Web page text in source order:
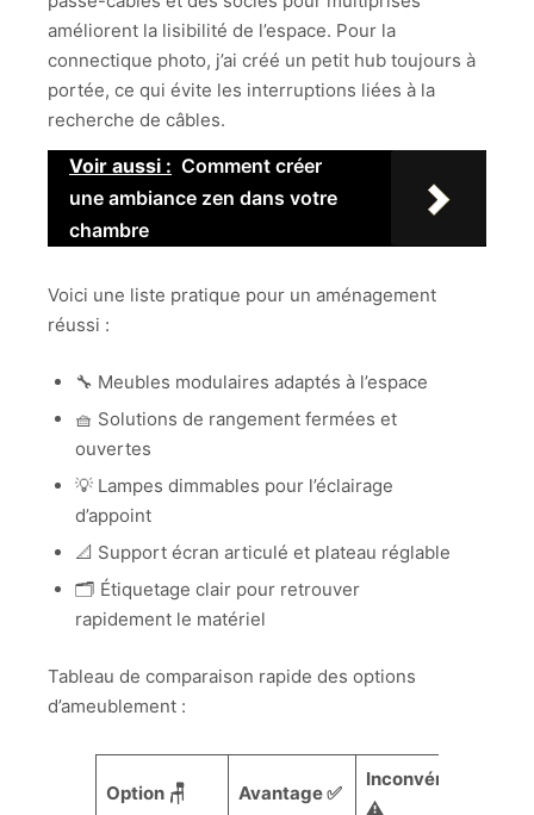
améliorent la lisibilité de l’espace. Pour la
connectique photo, j’ai créé un petit hub toujours à
portée, ce qui évite les interruptions liées à la
recherche de câbles.
Voir aussi : Comment créer
une ambiance zen dans votre
chambre
Voici une liste pratique pour un aménagement
réussi :
🔧 Meubles modulaires adaptés à l’espace
🧺 Solutions de rangement fermées et
ouvertes
💡 Lampes dimmables pour l’éclairage
d’appoint
📐 Support écran articulé et plateau réglable
🗂️ Étiquetage clair pour retrouver
rapidement le matériel
Tableau de comparaison rapide des options
d’ameublement :
Option 🪑 Avantage ✅
Inconvénient
⚠️